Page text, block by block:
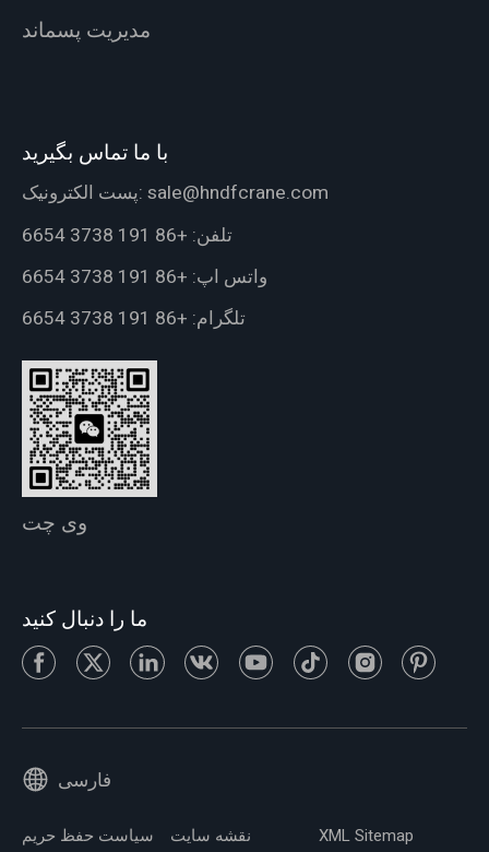
مدیریت پسماند
با ما تماس بگیرید
پست الکترونیک: sale@hndfcrane.com
تلفن: +86 191 3738 6654
واتس اپ: +86 191 3738 6654
تلگرام: +86 191 3738 6654
وی چت
ما را دنبال کنید
فارسی
سیاست حفظ حریم
نقشه سایت XML Sitemap